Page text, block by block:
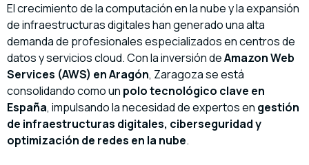
El crecimiento de la computación en la nube y la expansión
de infraestructuras digitales han generado una alta
demanda de profesionales especializados en centros de
datos y servicios cloud. Con la inversión deAmazon Web
Services (AWS) en Aragón, Zaragoza se está
consolidando como un polo tecnológico clave en
España, impulsando la necesidad de expertos en gestión
de infraestructuras digitales, ciberseguridad y
optimización de redes en la nube.